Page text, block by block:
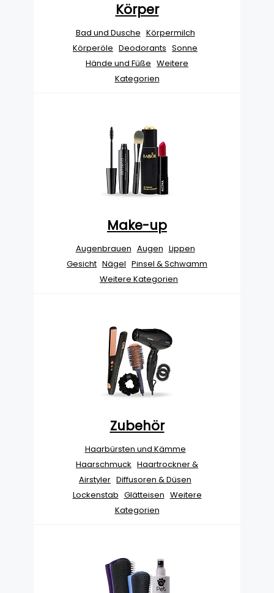
Körper
Bad und Dusche Körpermilch
Körperöle Deodorants Sonne
Hände und Füße Weitere
Kategorien
Make-up
Augenbrauen Augen Lippen
Gesicht Nägel Pinsel & Schwamm
Weitere Kategorien
Zubehör
Haarbürsten und Kämme
Haarschmuck Haartrockner &
Airstyler Diffusoren & Düsen
Lockenstab Glätteisen Weitere
Kategorien